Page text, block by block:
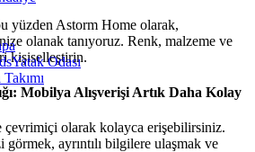
yüzden Astorm Home olarak,
olanak tanıyoruz. Renk, malzeme ve
kişiselleştirin.
Mobilya Alışverişi Artık Daha Kolay
olarak kolayca erişebilirsiniz.
ayrıntılı bilgilere ulaşmak ve
Yatak Odası